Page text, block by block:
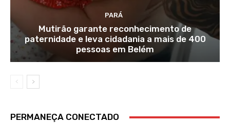
PARÁ
Mutirão garante reconhecimento de
paternidade e leva cidadania a mais de 400
pessoas em Belém
PERMANEÇA CONECTADO